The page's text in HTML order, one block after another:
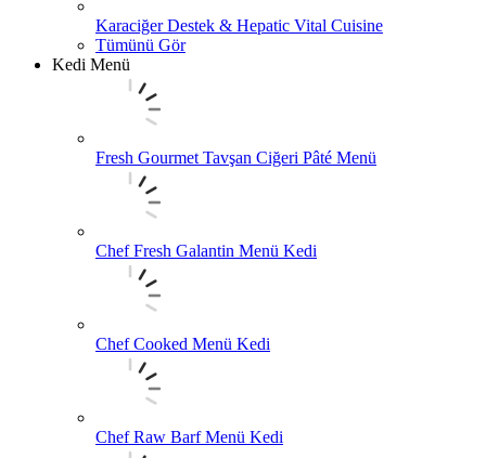
Karaciğer Destek & Hepatic Vital Cuisine
Tümünü Gör
Kedi Menü
Fresh Gourmet Tavşan Ciğeri Pâté Menü
Chef Fresh Galantin Menü Kedi
Chef Cooked Menü Kedi
Chef Raw Barf Menü Kedi